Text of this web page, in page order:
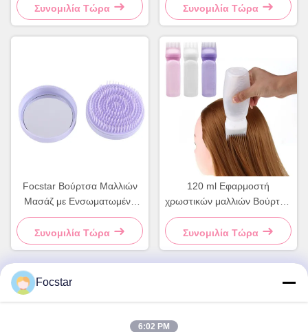
Μαλλιών
Συνομιλία Τώρα
Συνομιλία Τώρα
Focstar Βούρτσα Μαλλιών
Μασάζ με Ενσωματωμένο
Καθρέφτη, Στρογγυλή
Πλαστική Βούρτσα Μαλλιών
Μωβ
Συνομιλία Τώρα
120 ml Εφαρμοστή
χρωστικών μαλλιών Βούρτσα
Φιάλο Ροζ χρωστικές
μπουκάλες μαλλιών Χτένα
Συνομιλία Τώρα
Focstar
6:02 PM